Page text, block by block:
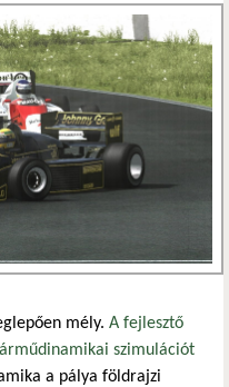
mély. A fejlesztő
szimulációt
a pálya földrajzi